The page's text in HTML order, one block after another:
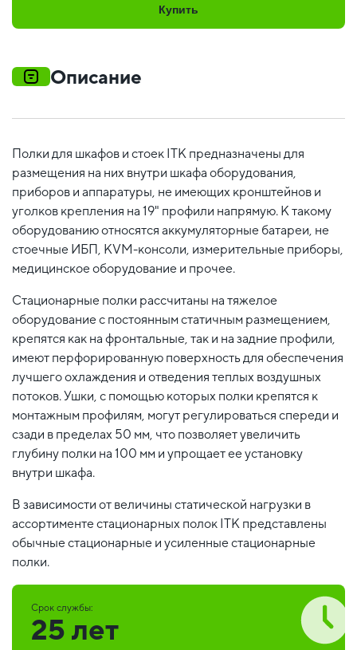
Купить
Описание
Полки для шкафов и стоек ITK предназначены для
размещения на них внутри шкафа оборудования,
приборов и аппаратуры, не имеющих кронштейнов и
уголков крепления на 19" профили напрямую. К такому
оборудованию относятся аккумуляторные батареи, не
стоечные ИБП, KVM-консоли, измерительные приборы,
медицинское оборудование и прочее.
Стационарные полки рассчитаны на тяжелое
оборудование с постоянным статичным размещением,
крепятся как на фронтальные, так и на задние профили,
имеют перфорированную поверхность для обеспечения
лучшего охлаждения и отведения теплых воздушных
потоков. Ушки, с помощью которых полки крепятся к
монтажным профилям, могут регулироваться спереди и
сзади в пределах 50 мм, что позволяет увеличить
глубину полки на 100 мм и упрощает ее установку
внутри шкафа.
В зависимости от величины статической нагрузки в
ассортименте стационарных полок ITK представлены
обычные стационарные и усиленные стационарные
полки.
Срок службы:
25 лет